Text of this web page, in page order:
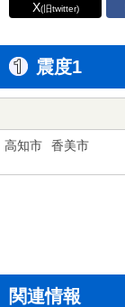
X(旧twitter)
震度1
高知市 香美市
関連情報